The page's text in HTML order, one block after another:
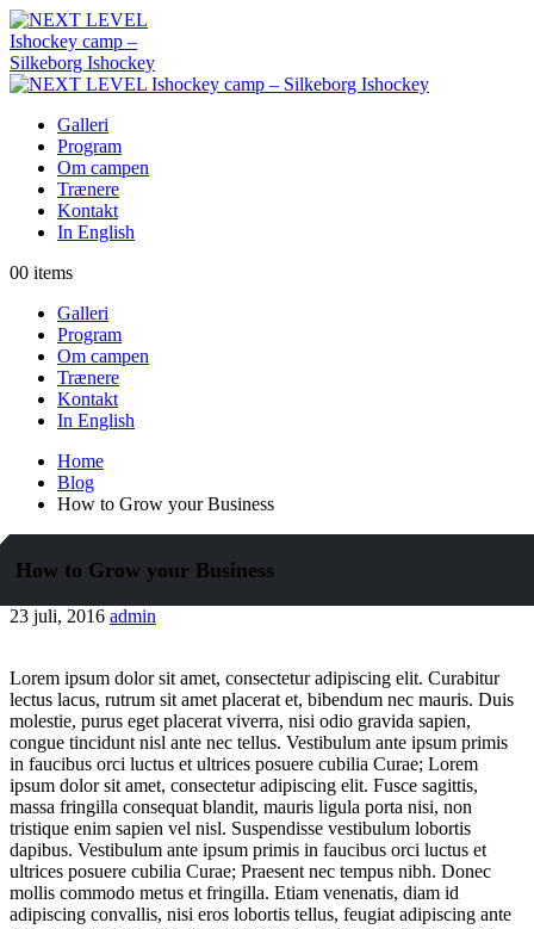
Galleri
Program
Om campen
Trænere
Kontakt
In English
00 items
Galleri
Program
Om campen
Trænere
Kontakt
In English
Home
Blog
How to Grow your Business
How to Grow your Business
23 juli, 2016 admin
Lorem ipsum dolor sit amet, consectetur adipiscing elit. Curabitur
lectus lacus, rutrum sit amet placerat et, bibendum nec mauris. Duis
molestie, purus eget placerat viverra, nisi odio gravida sapien,
congue tincidunt nisl ante nec tellus. Vestibulum ante ipsum primis
in faucibus orci luctus et ultrices posuere cubilia Curae; Lorem
ipsum dolor sit amet, consectetur adipiscing elit. Fusce sagittis,
massa fringilla consequat blandit, mauris ligula porta nisi, non
tristique enim sapien vel nisl. Suspendisse vestibulum lobortis
dapibus. Vestibulum ante ipsum primis in faucibus orci luctus et
ultrices posuere cubilia Curae; Praesent nec tempus nibh. Donec
mollis commodo metus et fringilla. Etiam venenatis, diam id
adipiscing convallis, nisi eros lobortis tellus, feugiat adipiscing ante